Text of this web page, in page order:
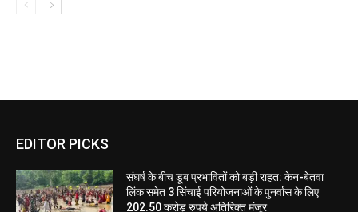
EDITOR PICKS
संघर्ष के बीच डूब प्रभावितों को बड़ी राहत: केन-बेतवा
लिंक समेत 3 सिंचाई परियोजनाओं के पुनर्वास के लिए
202.50 करोड़ रुपये अतिरिक्त मंजूर